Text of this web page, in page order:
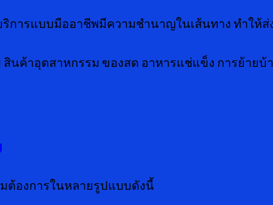
ริการแบบมืออาชีพมีความชำนาญในเส้นทาง ทำให้
นค้าอุตสาหกรรม ของสด อาหารแช่แข็ง การย้ายบ้
ต้องการในหลายรูปแบบดังนี้